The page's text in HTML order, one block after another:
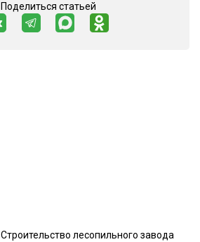
Поделиться статьей
Строительство лесопильного завода